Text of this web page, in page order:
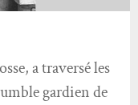
a traversé les
gardien de